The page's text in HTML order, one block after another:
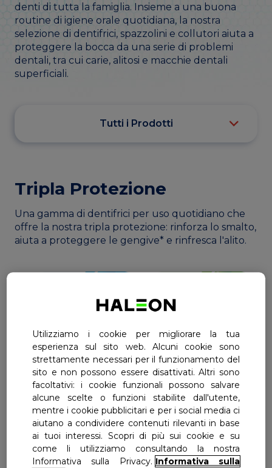
denti di tutta la famiglia. Insieme a una buona
routine di igiene orale quotidiana, la nostra
selezione di dentifrici, spazzolini e collutori aiuta a
proteggere la bocca da una serie di problemi
dentali, tra cui carie, alitosi e macchie dentali
superficiali.
Tutti i Prodotti
Tripla Protezione
Una gamma di dentifrici per uso quotidiano che
offre la nostra tripla protezione: rinforza lo smalto,
aiuta a proteggere le gengive* e rinfresca l'alito.
Dentifricio
Aquafresh
Tripla
Protezione
Menta Fresca
Dentifricio
Aquafresh
Tripla
Protezione
Menta Delicata
Utilizziamo i cookie per migliorare la tua
esperienza sul sito web. Alcuni cookie sono
strettamente necessari per il funzionamento del
sito e non possono essere disattivati. Altri sono
facoltativi: i cookie funzionali possono salvare
alcune scelte o funzioni stabilite dall'utente,
mentre i cookie pubblicitari e per i social media ci
aiutano a condividere contenuti rilevanti in base
ai tuoi interessi. Scopri di più sui cookie e su
come li utilizziamo consultando la nostra
Informativa sulla Privacy. Informativa sulla